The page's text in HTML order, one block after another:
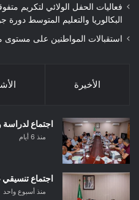
فعاليات الحفل الولائي لتكريم
البكالوريا والتعليم المتوسط دورة جوان
استقبالات المواطنين على مستوى
الأخيرة
اجتماع لدراسة
منذ 6 أيام
اجتماع تنسيقي
منذ أسبوع واحد